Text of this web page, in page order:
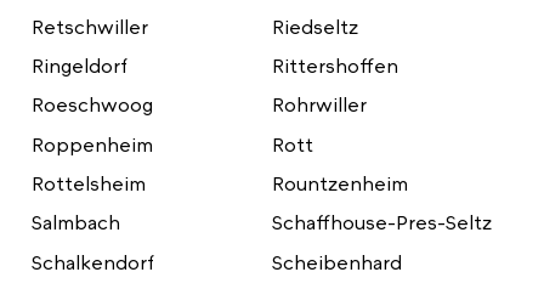
Retschwiller
Riedseltz
Ringeldorf
Rittershoffen
Roeschwoog
Rohrwiller
Roppenheim
Rott
Rottelsheim
Rountzenheim
Salmbach
Schaffhouse-Pres-Seltz
Schalkendorf
Scheibenhard